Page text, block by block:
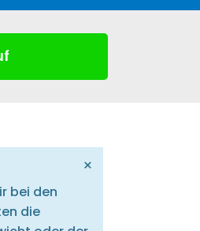
bei den
die
×